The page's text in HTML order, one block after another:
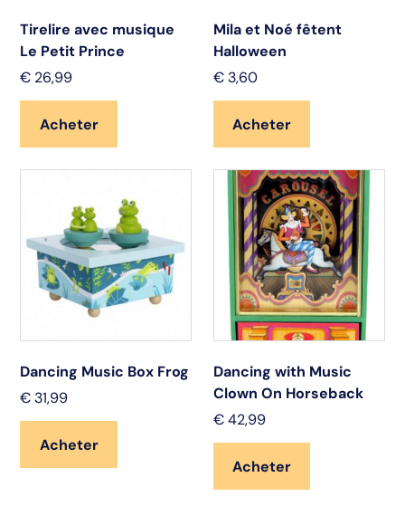
Tirelire avec musique
Le Petit Prince
€ 26,99
Acheter
Mila et Noé fêtent
Halloween
€ 3,60
Acheter
Dancing Music Box Frog
€ 31,99
Acheter
Dancing with Music
Clown On Horseback
€ 42,99
Acheter